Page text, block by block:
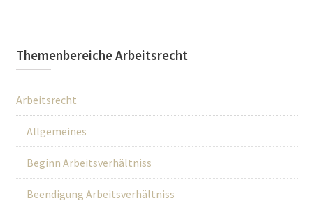
Themenbereiche Arbeitsrecht
Arbeitsrecht
Allgemeines
Beginn Arbeitsverhältniss
Beendigung Arbeitsverhältniss